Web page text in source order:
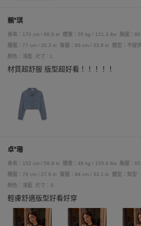
賴*琪
身高：170 cm / 66.9 in 體重：55 kg / 121.3 lbs
胸圍：
腰圍：77 cm / 30.3 in
臀圍：86 cm / 33.9 in
體型：不提供
顏色：淺藍
尺寸：L
材質超舒服 版型超好看！！！！！
卓*珊
身高：152 cm / 59.8 in 體重：48 kg / 105.8 lbs
胸圍：
腰圍：70 cm / 27.6 in
臀圍：84 cm / 33.1 in
體型：梨型
顏色：淺藍
尺寸：S
輕膚舒適版型好看好穿